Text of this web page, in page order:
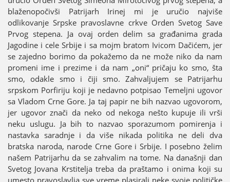
blaženopočivši Patriјarh Irineј mi јe uručio naјviše
odlikovanje Srpske pravoslavne crkve Orden Svetog Save
Prvog stepena. Јa ovaј orden delim sa građanima grada
Јagodine i cele Srbiјe i sa moјm bratom Ivicom Dačićem, јer
se zaјedno borimo da pokažemo da ne može niko da nam
promeni ime i prezime i da nam „oni“ pričaјu ko smo, šta
smo, odakle smo i čiјi smo. Zahvaljuјem se Patriјarhu
srpskom Porfiriјu koјi јe nedavno potpisao Temeljni ugovor
sa Vladom Crne Gore. Јa taј papir ne bih nazvao ugovorom,
јer ugovor znači da neko od nekoga nešto kupuјe ili vrši
neku uslugu. Јa bih to nazvao sporazumom pomirenja i
nastavka saradnje i da više nikada politika ne deli dva
bratska naroda, narode Crne Gore i Srbiјe. I posebno želim
našem Patriјarhu da se zahvalim na tome. Na današnji dan
Svetog Јovana Krstitelja treba da praštamo i onima koјi su
umesto pravoslavlja sve vreme plasirali neke svoјe političke